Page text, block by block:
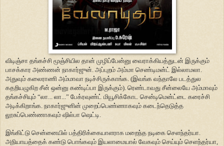
விடிஞ்சா தங்கச்சி மூஞ்சியில தான் முழிப்பேன்னு வைராக்கியத்துடன் இருக்கும்
பாசக்கார அண்ணன் நாகார்ஜுன். அப்புறம் அம்மா செண்டிமன்ட் இல்லாமலா.
அதுவும் கலைராணி அம்மாவா நடிச்சிருக்காங்க. (இவங்க வந்தாலே படத்துல
கதறியழுகிற சீன் ஒன்னு கண்டிப்பா இருக்கும்). ரெண்டாவது சீன்லையே அம்மாவும்
தங்கச்சியும் “லா... லா...” பேக்ரவுண்ட் மியூசிக்கோட சென்டிமென்ட்டை கரைச்சி
அடிக்கிறாங்க. நாகார்ஜுனின் முறைப்பெண்ணாகவும் கடைந்தெடுத்த
லூசுப்பெண்ணாகவும் ஷில்பா ஷெட்டி.
இங்கிட்டு சென்னையில் பத்திரிக்கையாளராக மறைந்த நடிகை செளந்தர்யா.
அநியாயத்தைக் கண்டு பொங்கவும் இயலாமையால் வேகவும் செய்யும் செளந்தர்யா,